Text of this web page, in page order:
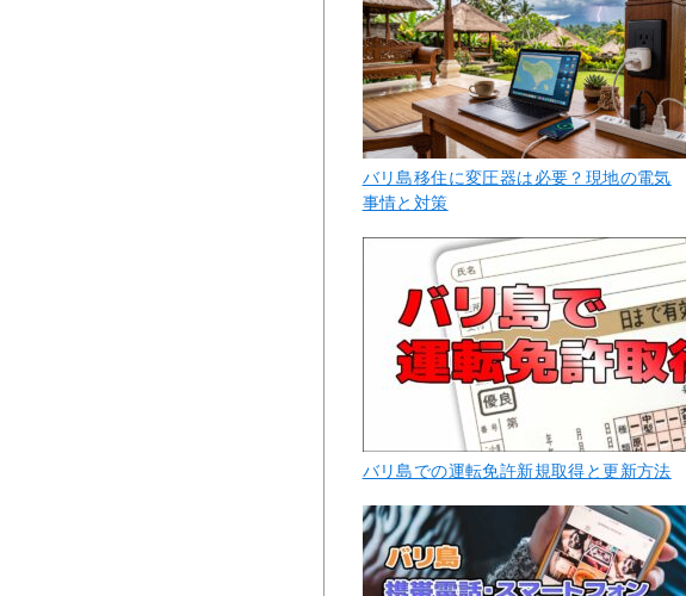
バリ島移住に変圧器は必要？現地の電気
事情と対策
バリ島での運転免許新規取得と更新方法